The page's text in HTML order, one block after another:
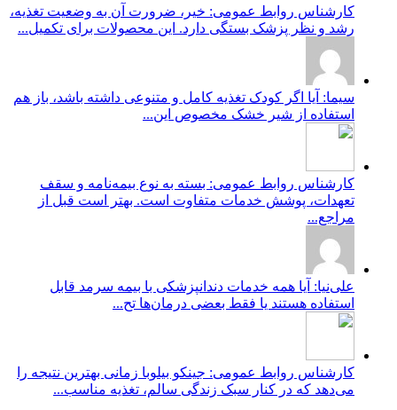
کارشناس روابط عمومی: خیر، ضرورت آن به وضعیت تغذیه،
رشد و نظر پزشک بستگی دارد. این محصولات برای تکمیل...
سیما: آیا اگر کودک تغذیه کامل و متنوعی داشته باشد، باز هم
استفاده از شیر خشک مخصوص این...
کارشناس روابط عمومی: بسته به نوع بیمه‌نامه و سقف
تعهدات، پوشش خدمات متفاوت است. بهتر است قبل از
مراجع...
علی‌نیا: آیا همه خدمات دندانپزشکی با بیمه سرمد قابل
استفاده هستند یا فقط بعضی درمان‌ها تح...
کارشناس روابط عمومی: جینکو بیلوبا زمانی بهترین نتیجه را
می‌دهد که در کنار سبک زندگی سالم، تغذیه مناسب...